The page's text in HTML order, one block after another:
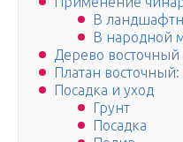
В
В народной
Дерево
Платан
Посадка и уход
Грунт
Посадка